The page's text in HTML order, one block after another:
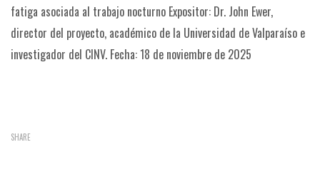
fatiga asociada al trabajo nocturno Expositor: Dr. John Ewer,
director del proyecto, académico de la Universidad de Valparaíso e
investigador del CINV. Fecha: 18 de noviembre de 2025
SHARE